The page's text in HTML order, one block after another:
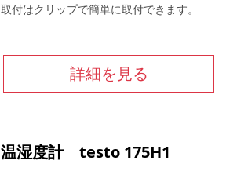
取付はクリップで簡単に取付できます。
詳細を見る
温湿度計 testo 175H1